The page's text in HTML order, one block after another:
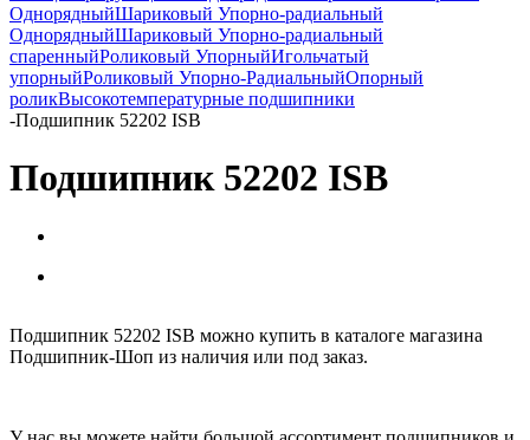
ОднорядныйШариковый Упорно-радиальный
ОднорядныйШариковый Упорно-радиальный
спаренныйРоликовый УпорныйИгольчатый
упорныйРоликовый Упорно-РадиальныйОпорный
роликВысокотемпературные подшипники
-Подшипник 52202 ISB
Подшипник 52202 ISB
Подшипник 52202 ISB можно купить в каталоге магазина
Подшипник-Шоп из наличия или под заказ.